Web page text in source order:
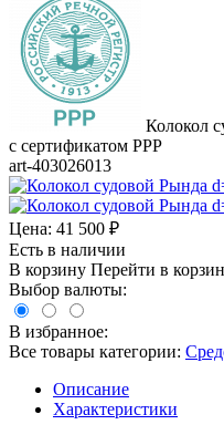
Колокол
с сертификатом РРР
art-403026013
Цена: 41 500 ₽
Есть в наличии
В корзину Перейти в
Выбор валюты:
В избранное:
Все товары категории:
Описание
Характеристики